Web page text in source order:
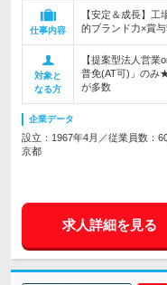
仕事内容
【安定＆成長】
的ブランド力×賞
対象と
なる方
【提案型法人営
普免(AT可)」のみ
が多数
企業データ
設立：1967年4月／従業員数：
京都
求人詳細を見る